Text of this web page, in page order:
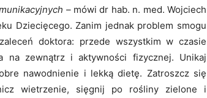
–mówi dr hab. n. med. Wojciech
Dziecięcego. Zanim jednak problem smogu
doktora: przede wszystkim w czasie
na zewnątrz i aktywności fizycznej. Unikaj
nawodnienie i lekką dietę. Zatroszcz się
wietrzenie, sięgnij po rośliny zielone i